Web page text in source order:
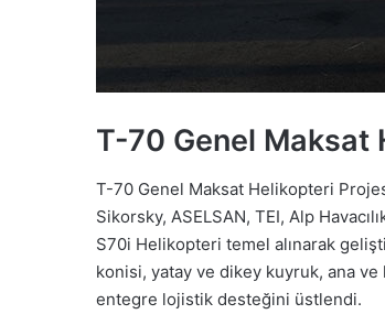
T-70 Genel Maksat
T-70 Genel Maksat Helikopteri
Sikorsky, ASELSAN, TEI, Alp
S70i Helikopteri temel alınarak
konisi, yatay ve dikey kuyruk, ana
entegre lojistik desteğini üstlendi.